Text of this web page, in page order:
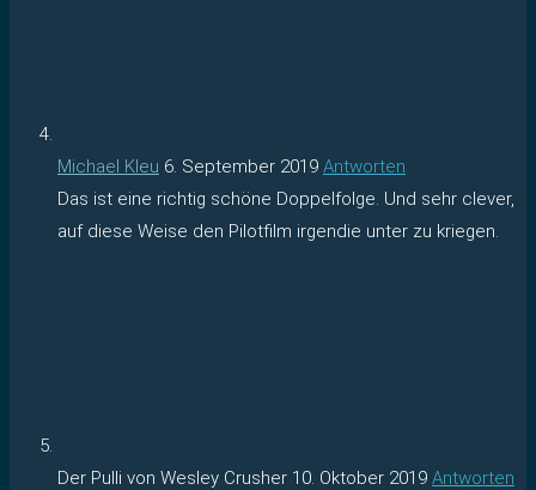
Michael Kleu 6. September 2019 Antworten
Das ist eine richtig schöne Doppelfolge. Und sehr clever,
auf diese Weise den Pilotfilm irgendie unter zu kriegen.
Der Pulli von Wesley Crusher 10. Oktober 2019 Antworten